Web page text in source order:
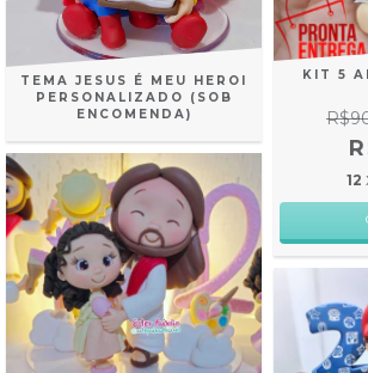
TEMA JESUS É MEU HEROI
PERSONALIZADO (SOB
ENCOMENDA)
KIT 5
12